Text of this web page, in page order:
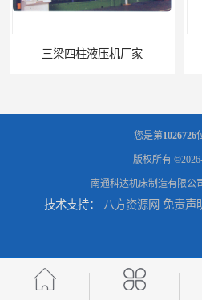
三梁四柱液压机厂家
100吨四柱液压机
您是第1026726
版权所有
南通科达机床制造有限公
技术支持： 八方资源网 免责声